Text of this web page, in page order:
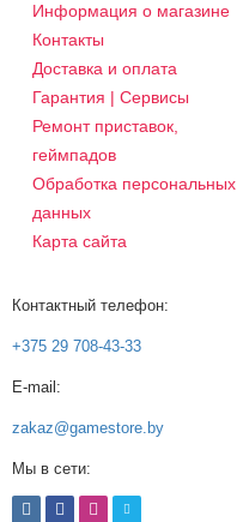
Информация о магазине
Контакты
Доставка и оплата
Гарантия | Сервисы
Ремонт приставок,
геймпадов
Обработка персональных
данных
Карта сайта
Контактный телефон:
+375 29 708-43-33
E-mail:
zakaz@gamestore.by
Мы в сети: